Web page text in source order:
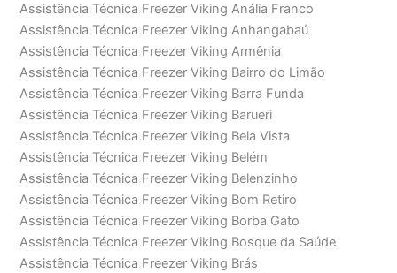
Assistência Técnica Freezer Viking Anália Franco
Assistência Técnica Freezer Viking Anhangabaú
Assistência Técnica Freezer Viking Armênia
Assistência Técnica Freezer Viking Bairro do Limão
Assistência Técnica Freezer Viking Barra Funda
Assistência Técnica Freezer Viking Barueri
Assistência Técnica Freezer Viking Bela Vista
Assistência Técnica Freezer Viking Belém
Assistência Técnica Freezer Viking Belenzinho
Assistência Técnica Freezer Viking Bom Retiro
Assistência Técnica Freezer Viking Borba Gato
Assistência Técnica Freezer Viking Bosque da Saúde
Assistência Técnica Freezer Viking Brás